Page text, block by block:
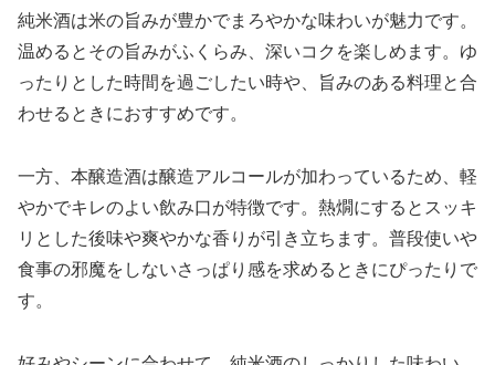
純米酒は米の旨みが豊かでまろやかな味わいが魅力です。
温めるとその旨みがふくらみ、深いコクを楽しめます。ゆ
ったりとした時間を過ごしたい時や、旨みのある料理と合
わせるときにおすすめです。
一方、本醸造酒は醸造アルコールが加わっているため、軽
やかでキレのよい飲み口が特徴です。熱燗にするとスッキ
リとした後味や爽やかな香りが引き立ちます。普段使いや
食事の邪魔をしないさっぱり感を求めるときにぴったりで
す。